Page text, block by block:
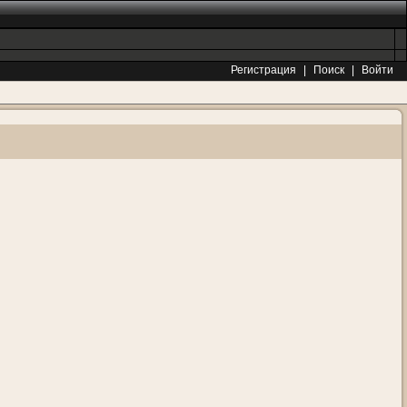
Регистрация Поиск
Войти